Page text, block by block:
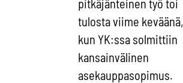
pitkäjänteinen työ toi
tulosta viime keväänä,
kun YK:ssa solmittiin
kansainvälinen
asekauppasopimus.